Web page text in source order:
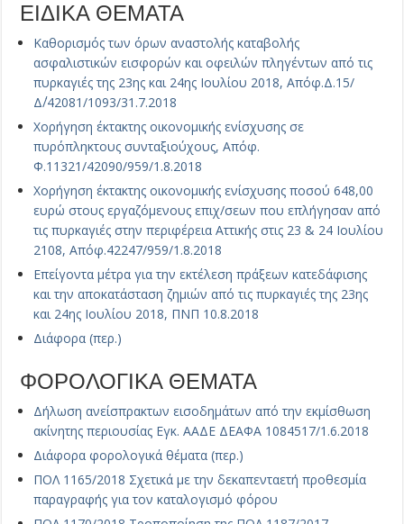
ΕΙΔΙΚΑ ΘΕΜΑΤΑ
Καθορισμός των όρων αναστολής καταβολής
ασφαλιστικών εισφορών και οφειλών πληγέντων από τις
πυρκαγιές της 23ης και 24ης Ιουλίου 2018, Απόφ.Δ.15/
Δ΄/42081/1093/31.7.2018
Χορήγηση έκτακτης οικονομικής ενίσχυσης σε
πυρόπληκτους συνταξιούχους, Απόφ.
Φ.11321/42090/959/1.8.2018
Χορήγηση έκτακτης οικονομικής ενίσχυσης ποσού 648,00
ευρώ στους εργαζόμενους επιχ/σεων που επλήγησαν από
τις πυρκαγιές στην περιφέρεια Αττικής στις 23 & 24 Ιουλίου
2108, Απόφ.42247/959/1.8.2018
Επείγοντα μέτρα για την εκτέλεση πράξεων κατεδάφισης
και την αποκατάσταση ζημιών από τις πυρκαγιές της 23ης
και 24ης Ιουλίου 2018, ΠΝΠ 10.8.2018
Διάφορα (περ.)
ΦΟΡΟΛΟΓΙΚΑ ΘΕΜΑΤΑ
Δήλωση ανείσπρακτων εισοδημάτων από την εκμίσθωση
ακίνητης περιουσίας Εγκ. ΑΑΔΕ ΔΕΑΦΑ 1084517/1.6.2018
Διάφορα φορολογικά θέματα (περ.)
ΠΟΛ 1165/2018 Σχετικά με την δεκαπενταετή προθεσμία
παραγραφής για τον καταλογισμό φόρου